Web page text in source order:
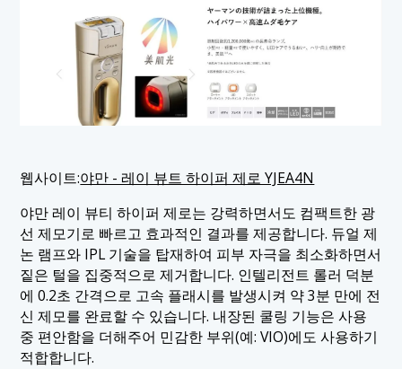
웹사이트:야만 - 레이 뷰트 하이퍼 제로 YJEA4N
야만 레이 뷰티 하이퍼 제로는 강력하면서도 컴팩트한 광
선 제모기로 빠르고 효과적인 결과를 제공합니다. 듀얼 제
논 램프와 IPL 기술을 탑재하여 피부 자극을 최소화하면서
짙은 털을 집중적으로 제거합니다. 인텔리전트 롤러 덕분
에 0.2초 간격으로 고속 플래시를 발생시켜 약 3분 만에 전
신 제모를 완료할 수 있습니다. 내장된 쿨링 기능은 사용
중 편안함을 더해주어 민감한 부위(예: VIO)에도 사용하기
적합합니다.